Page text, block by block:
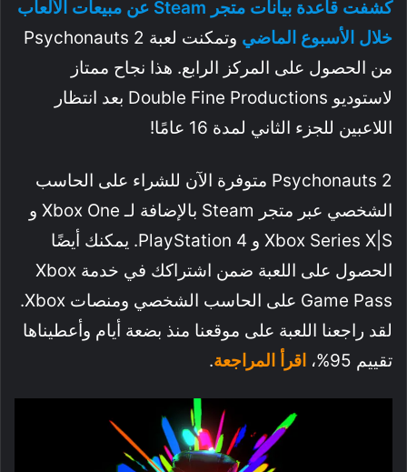
كشفت قاعدة بيانات متجر Steam عن مبيعات الألعاب
خلال الأسبوع الماضي
وتمكنت لعبة Psychonauts 2
من الحصول على المركز الرابع. هذا نجاح ممتاز
لاستوديو Double Fine Productions بعد انتظار
اللاعبين للجزء الثاني لمدة 16 عامًا!
Psychonauts 2 متوفرة الآن للشراء على الحاسب
الشخصي عبر متجر Steam بالإضافة لـ Xbox One و
Xbox Series X|S و PlayStation 4. يمكنك أيضًا
الحصول على اللعبة ضمن اشتراكك في خدمة Xbox
Game Pass على الحاسب الشخصي ومنصات Xbox.
لقد راجعنا اللعبة على موقعنا منذ بضعة أيام وأعطيناها
تقييم 95%،
اقرأ المراجعة.